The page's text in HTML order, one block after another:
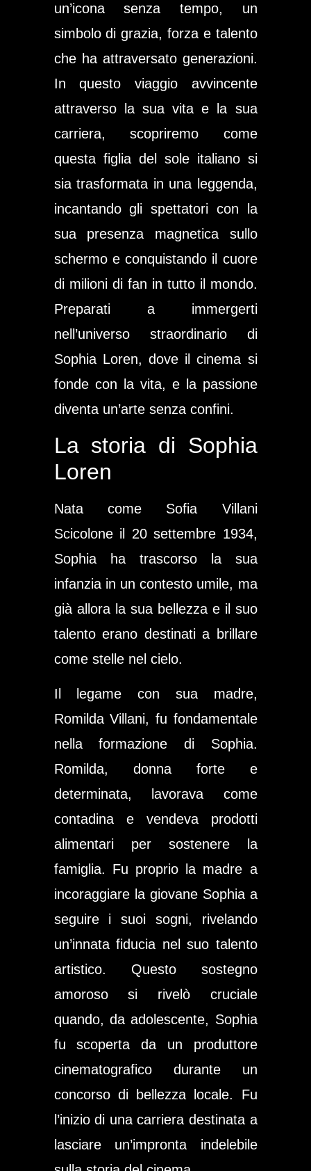
un’icona senza tempo, un
simbolo di grazia, forza e talento
che ha attraversato generazioni.
In questo viaggio avvincente
attraverso la sua vita e la sua
carriera, scopriremo come
questa figlia del sole italiano si
sia trasformata in una leggenda,
incantando gli spettatori con la
sua presenza magnetica sullo
schermo e conquistando il cuore
di milioni di fan in tutto il mondo.
Preparati a immergerti
nell’universo straordinario di
Sophia Loren, dove il cinema si
fonde con la vita, e la passione
diventa un’arte senza confini.
La storia di Sophia
Loren
Nata come Sofia Villani
Scicolone il 20 settembre 1934,
Sophia ha trascorso la sua
infanzia in un contesto umile, ma
già allora la sua bellezza e il suo
talento erano destinati a brillare
come stelle nel cielo.
Il legame con sua madre,
Romilda Villani, fu fondamentale
nella formazione di Sophia.
Romilda, donna forte e
determinata, lavorava come
contadina e vendeva prodotti
alimentari per sostenere la
famiglia. Fu proprio la madre a
incoraggiare la giovane Sophia a
seguire i suoi sogni, rivelando
un’innata fiducia nel suo talento
artistico. Questo sostegno
amoroso si rivelò cruciale
quando, da adolescente, Sophia
fu scoperta da un produttore
cinematografico durante un
concorso di bellezza locale. Fu
l’inizio di una carriera destinata a
lasciare un’impronta indelebile